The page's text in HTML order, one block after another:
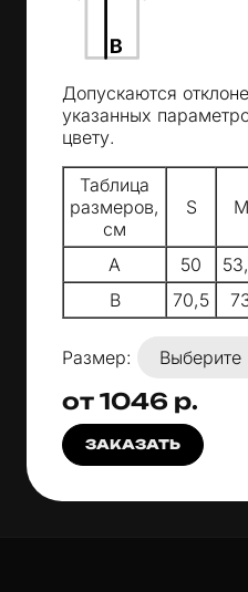
Допускаются
указанных
цвету.
Таблица
размеров,
см
S M
A 50
B
70,5
Размер:
от 1046 р.
ЗАКАЗАТЬ